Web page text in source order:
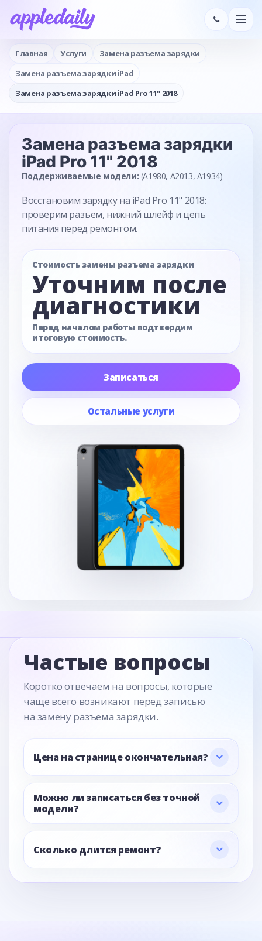
Главная Услуги
Замена разъема зарядки
Замена разъема зарядки iPad
Замена разъема зарядки iPad Pro 11" 2018
Замена разъема зарядки
iPad Pro 11" 2018
Поддерживаемые модели: (A1980, A2013, A1934)
Восстановим зарядку на iPad Pro 11" 2018:
проверим разъем, нижний шлейф и цепь
питания перед ремонтом.
Стоимость замены разъема зарядки
Уточним после
диагностики
Перед началом работы подтвердим
итоговую стоимость.
Записаться
Остальные услуги
Частые вопросы
Коротко отвечаем на вопросы, которые
чаще всего возникают перед записью
на замену разъема зарядки.
Цена на странице окончательная?
Можно ли записаться без точной
модели?
Сколько длится ремонт?